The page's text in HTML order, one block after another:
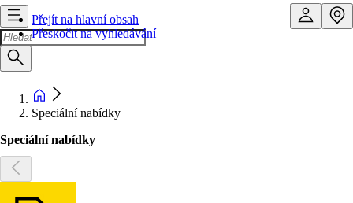
Přejít na hlavní obsah
Přeskočit na vyhledávání
Speciální nabídky
Speciální nabídky